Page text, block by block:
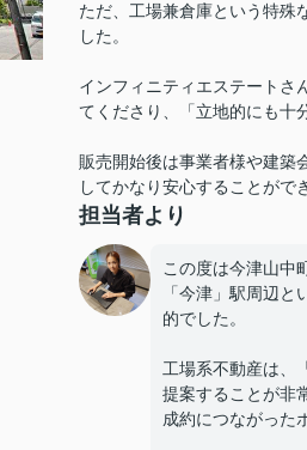
ただ、工場兼倉庫という特殊
した。
インフィニティエステートさ
てくださり、「立地的にも十
販売開始後は事業者様や建築
してかなり安心することがで
担当者より
この度は今津山中
「今津」駅周辺
的でした。
工場系不動産は、
提案することが非
成約につながった